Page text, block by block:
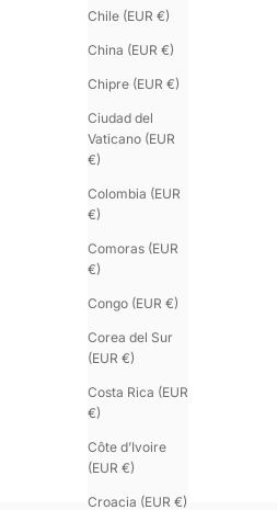
Chile (EUR €)
China (EUR €)
Chipre (EUR €)
Ciudad del
Vaticano (EUR
€)
Colombia (EUR
€)
Comoras (EUR
€)
Congo (EUR €)
Corea del Sur
(EUR €)
Costa Rica (EUR
€)
Côte d’Ivoire
(EUR €)
Croacia (EUR €)